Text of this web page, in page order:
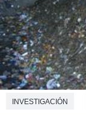
INVESTIGACIÓN